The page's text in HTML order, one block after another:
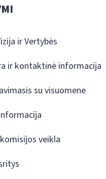
ir Vertybės
ir kontaktinė informacija
su visuomene
veikla